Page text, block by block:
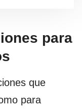
para
que
para